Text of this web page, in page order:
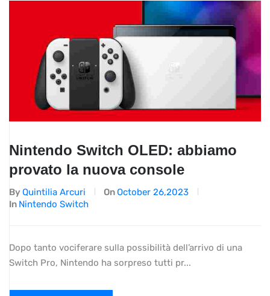
Nintendo Switch OLED: abbiamo
provato la nuova console
By Quintilia Arcuri On October 26,2023
In Nintendo Switch
Dopo tanto vociferare sulla possibilità dell’arrivo di una
Switch Pro, Nintendo ha sorpreso tutti pr...